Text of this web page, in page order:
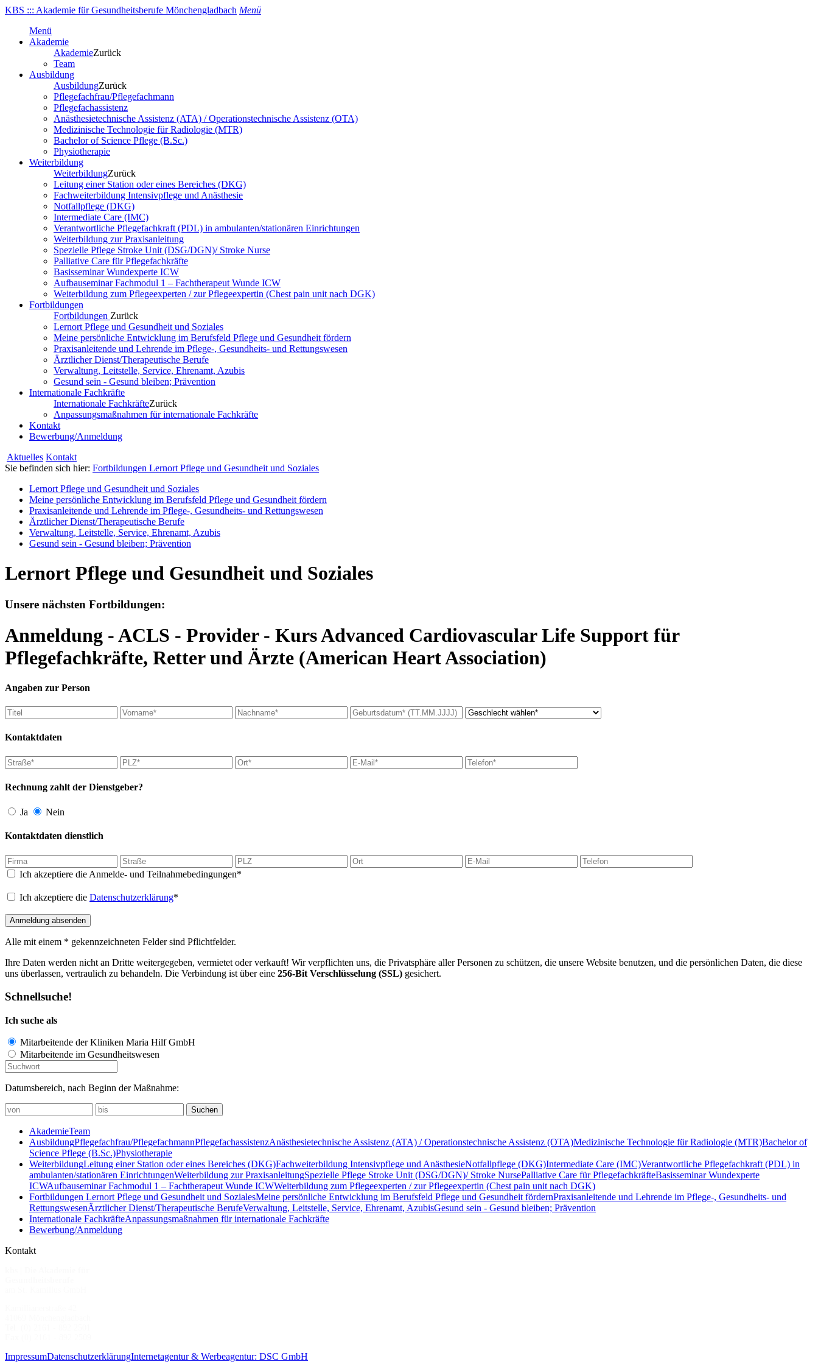
KBS ::: Akademie für Gesundheitsberufe Mönchengladbach Menü
Menü
Akademie
AkademieZurück
Team
Ausbildung
AusbildungZurück
Pflegefachfrau/Pflegefachmann
Pflegefachassistenz
Anästhesietechnische Assistenz (ATA) / Operationstechnische Assistenz (OTA)
Medizinische Technologie für Radiologie (MTR)
Bachelor of Science Pflege (B.Sc.)
Physiotherapie
Weiterbildung
WeiterbildungZurück
Leitung einer Station oder eines Bereiches (DKG)
Fachweiterbildung Intensivpflege und Anästhesie
Notfallpflege (DKG)
Intermediate Care (IMC)
Verantwortliche Pflegefachkraft (PDL) in ambulanten/stationären Einrichtungen
Weiterbildung zur Praxisanleitung
Spezielle Pflege Stroke Unit (DSG/DGN)/ Stroke Nurse
Palliative Care für Pflegefachkräfte
Basisseminar Wundexperte ICW
Aufbauseminar Fachmodul 1 – Fachtherapeut Wunde ICW
Weiterbildung zum Pflegeexperten / zur Pflegeexpertin (Chest pain unit nach DGK)
Fortbildungen
Fortbildungen Zurück
Lernort Pflege und Gesundheit und Soziales
Meine persönliche Entwicklung im Berufsfeld Pflege und Gesundheit fördern
Praxisanleitende und Lehrende im Pflege-, Gesundheits- und Rettungswesen
Ärztlicher Dienst/Therapeutische Berufe
Verwaltung, Leitstelle, Service, Ehrenamt, Azubis
Gesund sein - Gesund bleiben; Prävention
Internationale Fachkräfte
Internationale FachkräfteZurück
Anpassungsmaßnahmen für internationale Fachkräfte
Kontakt
Bewerbung/Anmeldung
Aktuelles Kontakt
Sie befinden sich hier: Fortbildungen Lernort Pflege und Gesundheit und Soziales
Lernort Pflege und Gesundheit und Soziales
Meine persönliche Entwicklung im Berufsfeld Pflege und Gesundheit fördern
Praxisanleitende und Lehrende im Pflege-, Gesundheits- und Rettungswesen
Ärztlicher Dienst/Therapeutische Berufe
Verwaltung, Leitstelle, Service, Ehrenamt, Azubis
Gesund sein - Gesund bleiben; Prävention
Lernort Pflege und Gesundheit und Soziales
Unsere nächsten Fortbildungen:
Anmeldung - ACLS - Provider - Kurs Advanced Cardiovascular Life Support für
Pflegefachkräfte, Retter und Ärzte (American Heart Association)
Angaben zur Person
Kontaktdaten
Rechnung zahlt der Dienstgeber?
Ja Nein
Kontaktdaten dienstlich
Ich akzeptiere die Anmelde- und Teilnahmebedingungen*
Ich akzeptiere die Datenschutzerklärung*
Anmeldung absenden
Alle mit einem * gekennzeichneten Felder sind Pflichtfelder.
Ihre Daten werden nicht an Dritte weitergegeben, vermietet oder verkauft! Wir verpflichten uns, die Privatsphäre aller Personen zu schützen, die unsere Website benutzen, und die persönlichen Daten, die diese
uns überlassen, vertraulich zu behandeln. Die Verbindung ist über eine 256-Bit Verschlüsselung (SSL) gesichert.
Schnellsuche!
Ich suche als
Mitarbeitende der Kliniken Maria Hilf GmbH
Mitarbeitende im Gesundheitswesen
Datumsbereich, nach Beginn der Maßnahme:
AkademieTeam
AusbildungPflegefachfrau/PflegefachmannPflegefachassistenzAnästhesietechnische Assistenz (ATA) / Operationstechnische Assistenz (OTA)Medizinische Technologie für Radiologie (MTR)Bachelor of
Science Pflege (B.Sc.)Physiotherapie
WeiterbildungLeitung einer Station oder eines Bereiches (DKG)Fachweiterbildung Intensivpflege und AnästhesieNotfallpflege (DKG)Intermediate Care (IMC)Verantwortliche Pflegefachkraft (PDL) in
ambulanten/stationären EinrichtungenWeiterbildung zur PraxisanleitungSpezielle Pflege Stroke Unit (DSG/DGN)/ Stroke NursePalliative Care für PflegefachkräfteBasisseminar Wundexperte
ICWAufbauseminar Fachmodul 1 – Fachtherapeut Wunde ICWWeiterbildung zum Pflegeexperten / zur Pflegeexpertin (Chest pain unit nach DGK)
Fortbildungen Lernort Pflege und Gesundheit und SozialesMeine persönliche Entwicklung im Berufsfeld Pflege und Gesundheit fördernPraxisanleitende und Lehrende im Pflege-, Gesundheits- und
RettungswesenÄrztlicher Dienst/Therapeutische BerufeVerwaltung, Leitstelle, Service, Ehrenamt, AzubisGesund sein - Gesund bleiben; Prävention
Internationale FachkräfteAnpassungsmaßnahmen für internationale Fachkräfte
Bewerbung/Anmeldung
Kontakt
ImpressumDatenschutzerklärungInternetagentur & Werbeagentur: DSC GmbH